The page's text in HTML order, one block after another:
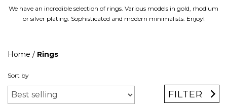
We have an incredible selection of rings. Various models in gold, rhodium
or silver plating. Sophisticated and modern minimalists. Enjoy!
Home / Rings
Sort by
FILTER